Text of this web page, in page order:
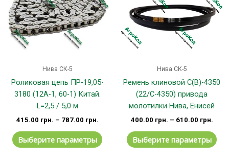
Нива СК-5
Роликовая цепь ПР-19,05-
3180 (12А-1, 60-1) Китай.
L=2,5 / 5,0 м
415.00 грн. – 787.00 грн.
Выберите параметры
вариаций.
Опции
можно
выбрать
товара.
Нива СК-5
Ремень клиновой С(В)-4350
(22/С-4350) привода
молотилки Нива, Енисей
400.00 грн. – 610.00 грн.
Выберите параметры